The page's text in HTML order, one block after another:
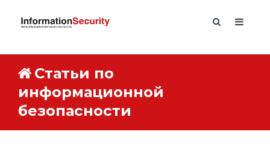
Статьи по
информационной
безопасности